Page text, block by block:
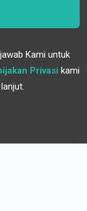
Kami untuk
Privasi kami